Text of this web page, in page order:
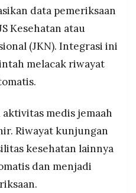
data pemeriksaan
Kesehatan atau
(JKN). Integrasi ini
melacak riwayat
medis jemaah
Riwayat kunjungan
kesehatan lainnya
dan menjadi